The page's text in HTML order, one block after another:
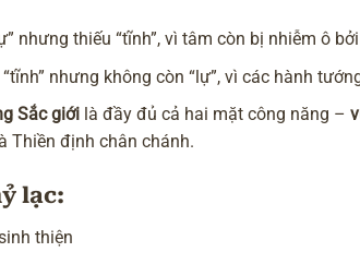
nhưng thiếu “tĩnh”, vì tâm còn bị nhiễm ô
nhưng không còn “lự”, vì các hành
Sắc giới là đầy đủ cả hai mặt công năng –
Thiền định chân chánh.
lạc:
thiện